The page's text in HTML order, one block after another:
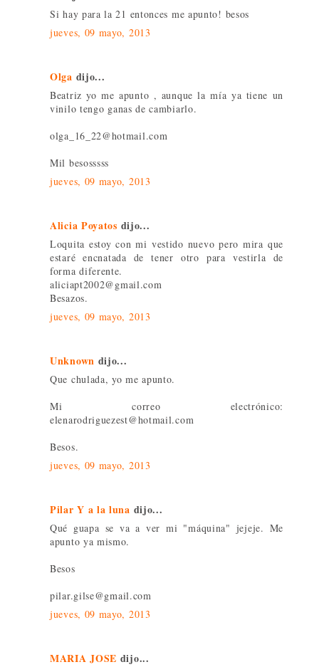
Si hay para la 21 entonces me apunto! besos
jueves, 09 mayo, 2013
Olga dijo...
Beatriz yo me apunto , aunque la mía ya tiene un
vinilo tengo ganas de cambiarlo.
olga_16_22@hotmail.com
Mil besosssss
jueves, 09 mayo, 2013
Alicia Poyatos dijo...
Loquita estoy con mi vestido nuevo pero mira que
estaré encnatada de tener otro para vestirla de
forma diferente.
aliciapt2002@gmail.com
Besazos.
jueves, 09 mayo, 2013
Unknown dijo...
Que chulada, yo me apunto.
Mi correo electrónico:
elenarodriguezest@hotmail.com
Besos.
jueves, 09 mayo, 2013
Pilar Y a la luna dijo...
Qué guapa se va a ver mi "máquina" jejeje. Me
apunto ya mismo.
Besos
pilar.gilse@gmail.com
jueves, 09 mayo, 2013
MARIA JOSE dijo...